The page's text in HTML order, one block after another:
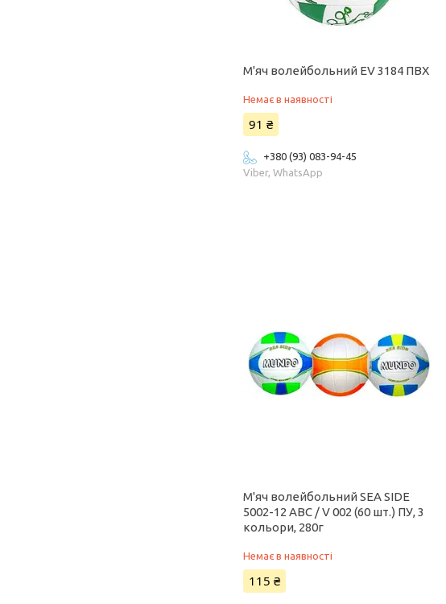
М'яч волейбольний EV 3184 ПВХ
Немає в наявності
91 ₴
+380 (93) 083-94-45
Viber, WhatsApp
М'яч волейбольний SEA SIDE
5002-12 ABC / V 002 (60 шт.) ПУ, 3
кольори, 280г
Немає в наявності
115 ₴